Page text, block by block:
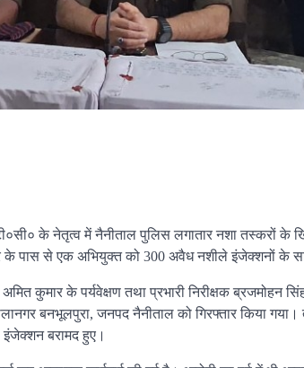
के नेतृत्व में नैनीताल पुलिस लगातार नशा तस्करों के
पास से एक अभियुक्त को 300 अवैध नशीले इंजेक्शनों के
कुमार के पर्यवेक्षण तथा प्रभारी निरीक्षक ब्रजमोहन
बनभूलपुरा, जनपद नैनीताल को गिरफ्तार किया
बरामद हुए।